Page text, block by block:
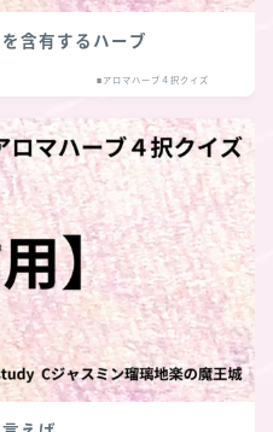
含有するハーブ
■アロマハーブ４択クイズ